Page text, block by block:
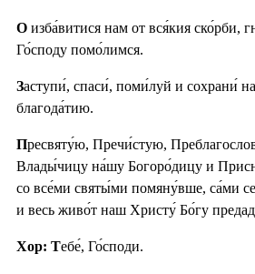
О изба́витися нам от вся́кия ско́рби,
Го́споду помо́лимся.
Заступи́, спаси́, поми́луй и сохрани́
благода́тию.
Пресвяту́ю, Пречи́стую,
Влады́чицу на́шу Богоро́дицу и
со все́ми святы́ми помяну́вше, са́ми
и весь живо́т наш Христу́ Бо́гу
Хор: Тебе́, Го́споди.